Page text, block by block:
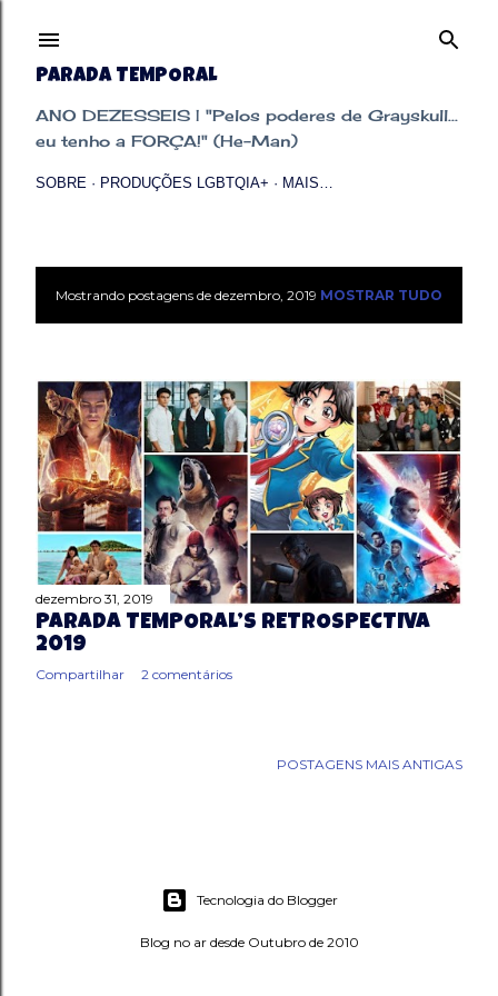
PARADA TEMPORAL
ANO DEZESSEIS | "Pelos poderes de Grayskull...
eu tenho a FORÇA!" (He-Man)
SOBRE PRODUÇÕES LGBTQIA+ MAIS…
P
s
t
a
g
e
n
s
Mostrando postagens de dezembro, 2019 MOSTRAR TUDO
dezembro 31, 2019
PARADA TEMPORAL’S RETROSPECTIVA
2019
Compartilhar 2 comentários
POSTAGENS MAIS ANTIGAS
Tecnologia do Blogger
Blog no ar desde Outubro de 2010